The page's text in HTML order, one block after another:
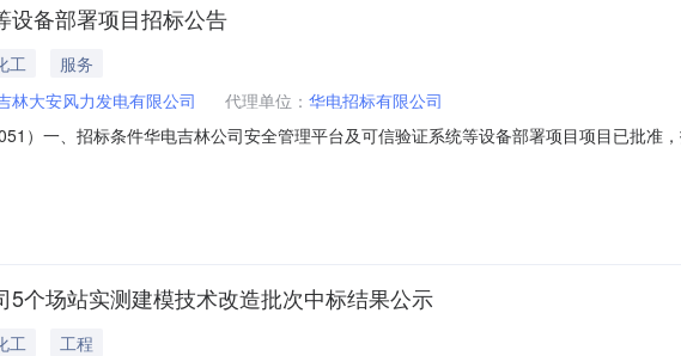
设备部署项目招标公告
工
服务
林大安风力发电有限公司 代理单位： 华电招标有限公司
）一、招标条件华电吉林公司安全管理平台及可信验证系统等设备部署项目项目已批准
源有限公司、华电扶余市能源有限公司、长春华电鹿乡能源有限公司、华电榆树市能源有
个场站实测建模技术改造批次中标结果公示
工
工程